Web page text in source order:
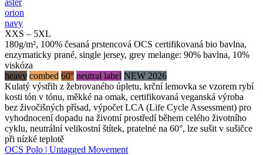
aster
orion
navy
XXS – 5XL
180g/m², 100% česaná prstencová OCS certifikovaná bio bavlna,
enzymaticky prané, single jersey, grey melange: 90% bavlna, 10%
viskóza
heavy combed 60° neutral label NEW 2026
Kulatý výstřih z žebrovaného úpletu, krční lemovka se vzorem rybí
kosti tón v tónu, měkké na omak, certifikovaná veganská výroba
bez živočišných přísad, výpočet LCA (Life Cycle Assessment) pro
vyhodnocení dopadu na životní prostředí během celého životního
cyklu, neutrální velikostní štítek, pratelné na 60°, lze sušit v sušičce
při nízké teplotě
OCS Polo | Untagged Movement